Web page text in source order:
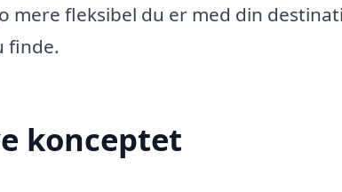
mere fleksibel du er med din
finde.
konceptet